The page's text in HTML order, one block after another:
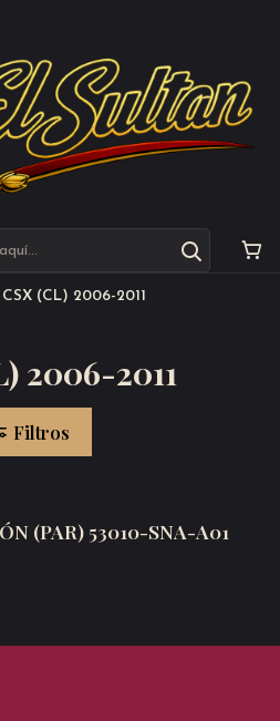
CSX (CL) 2006-2011
2006-2011
Filtros
(PAR) 53010-SNA-A01